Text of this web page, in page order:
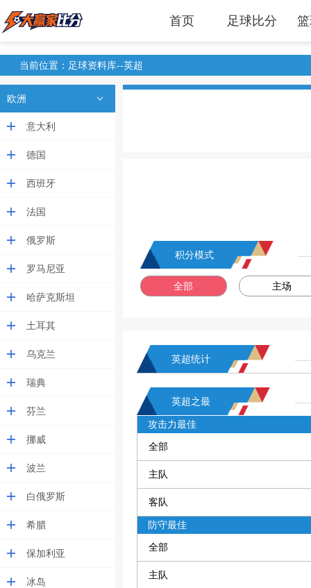
首页 足球比分
当前位置：足球资料库--英超
欧洲
意大利
德国
西班牙
法国
俄罗斯
罗马尼亚
哈萨克斯坦
土耳其
乌克兰
瑞典
芬兰
挪威
波兰
白俄罗斯
希腊
保加利亚
冰岛
积分模式
全部 主场
英超统计
英超之最
攻击力最佳
全部
主队
客队
防守最佳
全部
主队